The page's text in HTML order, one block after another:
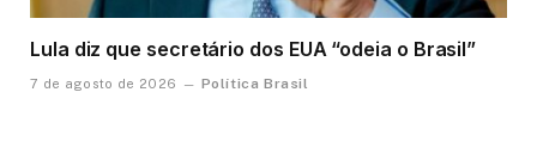
Lula diz que secretário dos EUA “odeia o Brasil”
7 de agosto de 2026 Política Brasil